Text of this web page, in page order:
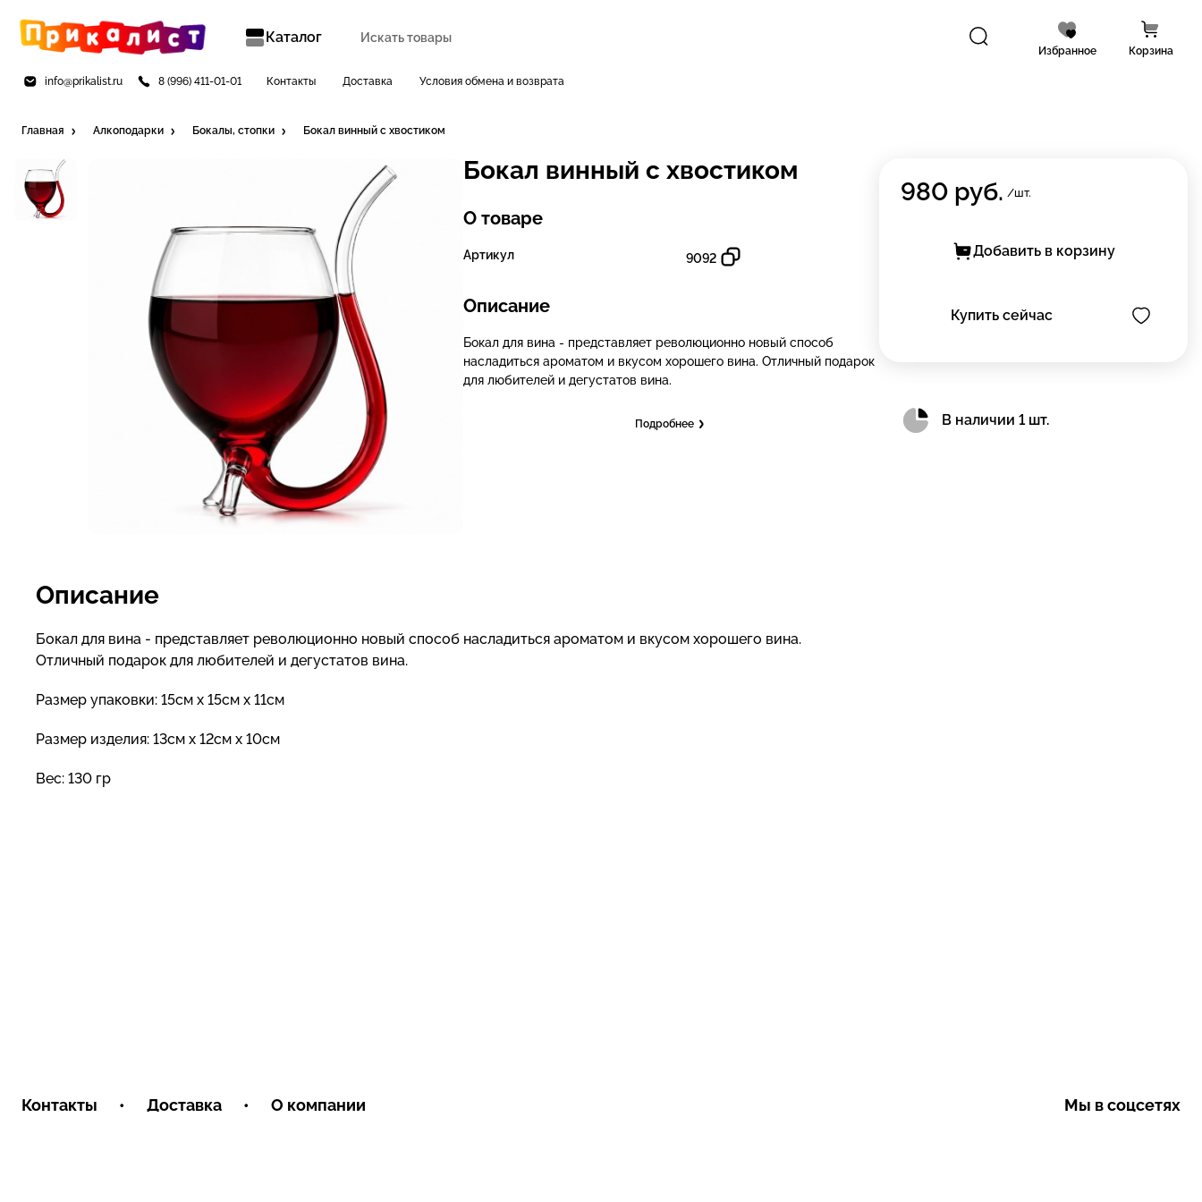
Каталог
Избранное Корзина
info@prikalist.ru 8 (996) 411-01-01 Контакты Доставка Условия обмена и возврата
Главная Алкоподарки Бокалы, стопки Бокал винный с хвостиком
Бокал винный с хвостиком
О товаре
Артикул 9092
Описание
Бокал для вина - представляет революционно новый способ
насладиться ароматом и вкусом хорошего вина. Отличный подарок
для любителей и дегустатов вина.
Подробнее
Описание
Бокал для вина - представляет революционно новый способ насладиться ароматом и вкусом хорошего вина.
Отличный подарок для любителей и дегустатов вина.
Размер упаковки: 15см х 15см х 11см
Размер изделия: 13см х 12см х 10см
Вес: 130 гр
980 руб. /шт.
Добавить в корзину
Купить сейчас
В наличии 1 шт.
Контакты • Доставка • О компании Мы в соцсетях